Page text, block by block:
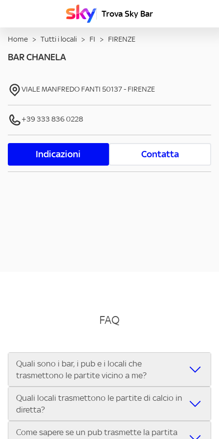
Trova Sky Bar
Home > Tutti i locali > FI > FIRENZE
BAR CHANELA
VIALE MANFREDO FANTI 50137- FIRENZE
+39 333 836 0228
Indicazioni Contatta
FAQ
Quali sono i bar, i pub e i locali che
trasmettono le partite vicino a me?
Se cerchi un bar, pub, ristorante o locale vicino a te per
vedere le partite di Serie A ENILIVE, la Serie C Sky Wifi, la
UEFA Champions League, la UEFA Europa League, la UEFA
Conference League, il Tennis, la Formula 1®, la MotoGP™ e
Quali locali trasmettono le partite di calcio in
diretta?
Vuoi sapere quali bar, pub o ristoranti mostrano le partite
Come sapere se un pub trasmette la partita